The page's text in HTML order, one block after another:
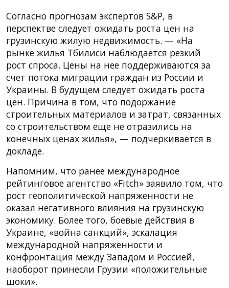
Согласно прогнозам экспертов S&P, в
перспектве следует ожидать роста цен на
грузинскую жилую недвижимость. — «На
рынке жилья Тбилиси наблюдается резкий
рост спроса. Цены на нее поддерживаются за
счет потока миграции граждан из России и
Украины. В будущем следует ожидать роста
цен. Причина в том, что подоржание
строительных материалов и затрат, связанных
со строительством еще не отразились на
конечных ценах жилья», — подчеркивается в
докладе.
Напомним, что ранее международное
рейтинговое агентство «Fitch» заявило том, что
рост геополитической напряженности не
оказал негативного влияния на грузинскую
экономику. Более того, боевые действия в
Украине, «война санкций», эскалация
международной напряженности и
конфронтация между Западом и Россией,
наоборот принесли Грузии «положительные
шоки».